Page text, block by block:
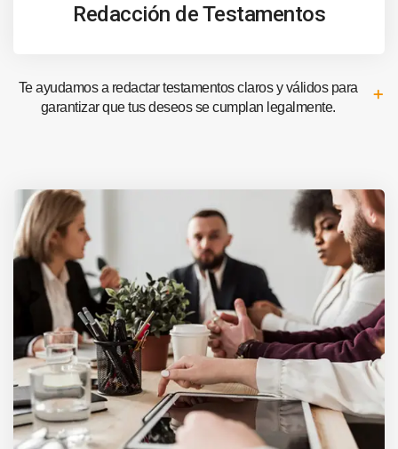
Redacción de Testamentos
Te ayudamos a redactar testamentos claros y válidos para
garantizar que tus deseos se cumplan legalmente.